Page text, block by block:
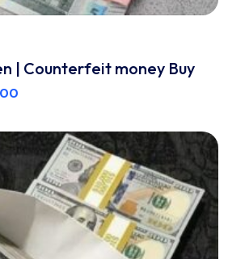
| Counterfeit money Buy